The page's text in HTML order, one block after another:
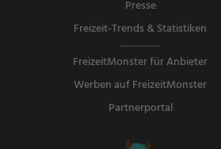
Presse
Freizeit-Trends & Statistiken
FreizeitMonster für Anbieter
Werben auf FreizeitMonster
Partnerportal